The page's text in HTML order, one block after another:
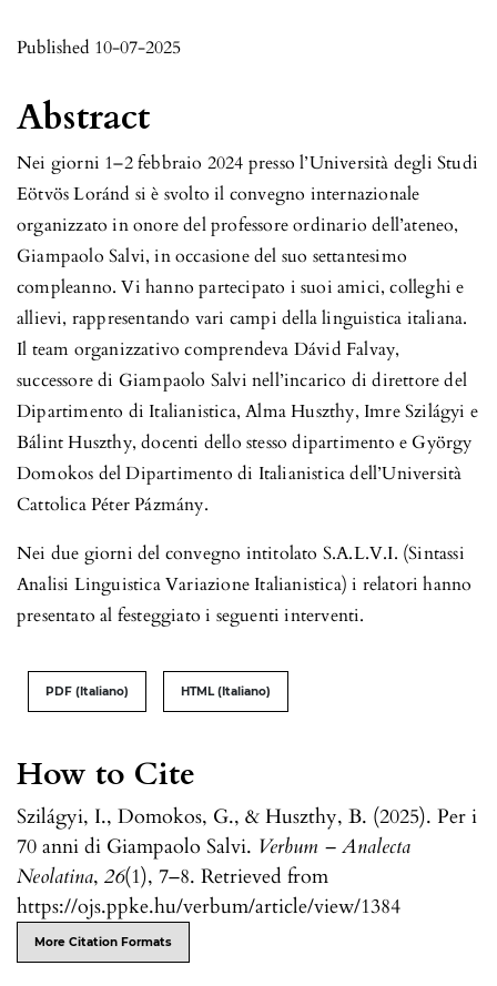
Published 10-07-2025
How to Cite
Szilágyi, I., Domokos, G., & Huszthy, B. (2025). Per i
70 anni di Giampaolo Salvi. Verbum – Analecta
Neolatina, 26(1), 7–8. Retrieved from
https://ojs.ppke.hu/verbum/article/view/1384
More Citation Formats
Abstract
Nei giorni 1–2 febbraio 2024 presso l’Università degli Studi
Eötvös Loránd si è svolto il convegno internazionale
organizzato in onore del professore ordinario dell’ateneo,
Giampaolo Salvi, in occasione del suo settantesimo
compleanno. Vi hanno partecipato i suoi amici, colleghi e
allievi, rappresentando vari campi della linguistica italiana.
Il team organizzativo comprendeva Dávid Falvay,
successore di Giampaolo Salvi nell’incarico di direttore del
Dipartimento di Italianistica, Alma Huszthy, Imre Szilágyi e
Bálint Huszthy, docenti dello stesso dipartimento e György
Domokos del Dipartimento di Italianistica dell’Università
Cattolica Péter Pázmány.
Nei due giorni del convegno intitolato S.A.L.V.I. (Sintassi
Analisi Linguistica Variazione Italianistica) i relatori hanno
presentato al festeggiato i seguenti interventi.
PDF (Italiano) HTML (Italiano)